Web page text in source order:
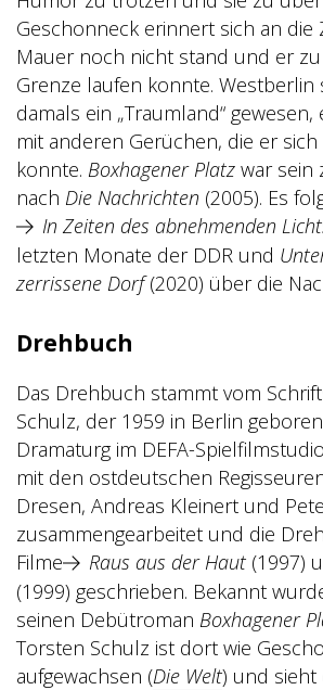
Geschonneck erinnert sich an die
Mauer noch nicht stand und er
Grenze laufen konnte. Westberlin
damals ein „Traumland“
mit anderen Gerüchen, die er
konnte. Boxhagener Platz war sein
nach Die Nachrichten (2005). Es
In Zeiten des abnehmenden
letzten Monate der DDR und
zerrissene Dorf(2020) über die
Drehbuch
Das Drehbuch stammt vom
Schulz, der 1959 in Berlin
Dramaturg im DEFA-
mit den ostdeutschen
Dresen, Andreas Kleinert und
zusammengearbeitet und die
Filme
Raus aus der Haut (1997)
(1999) geschrieben. Bekannt
seinen Debütroman Boxhagener
Torsten Schulz ist dort wie
aufgewachsen (Die Welt) und sieht